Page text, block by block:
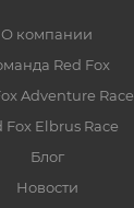
О компании
Red Fox
Adventure Race
Fox Elbrus Race
Блог
Новости